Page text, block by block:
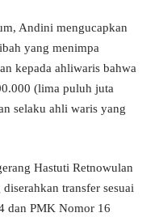
Andini mengucapkan
yang menimpa
kepada ahliwaris bahwa
(lima puluh juta
selaku ahli waris yang
Hastuti Retnowulan
transfer sesuai
dan PMK Nomor 16